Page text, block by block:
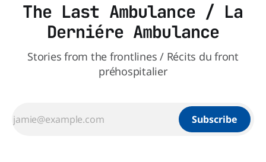
The Last Ambulance / La
Derniére Ambulance
Stories from the frontlines / Récits du front
préhospitalier
Subscribe